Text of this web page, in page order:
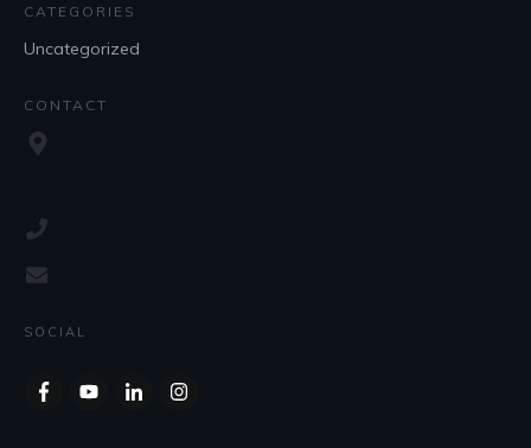
CATEGORIES
Uncategorized
CONTACT
SOCIAL